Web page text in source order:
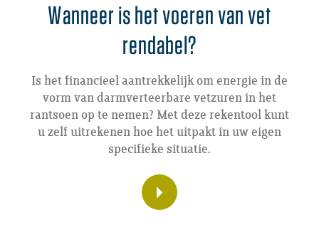
Wanneer is het voeren van vet
rendabel?
Is het financieel aantrekkelijk om energie in de
vorm van darmverteerbare vetzuren in het
rantsoen op te nemen? Met deze rekentool kunt
u zelf uitrekenen hoe het uitpakt in uw eigen
specifieke situatie.